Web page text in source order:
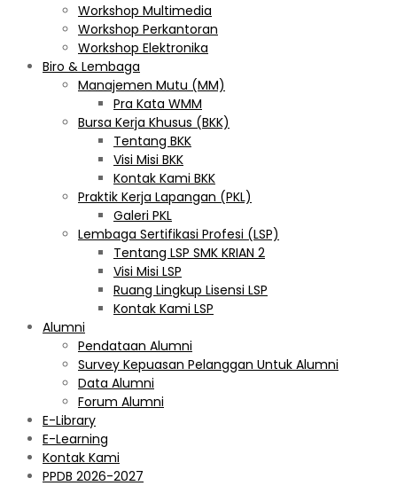
Workshop Multimedia
Workshop Perkantoran
Workshop Elektronika
Biro & Lembaga
Manajemen Mutu (MM)
Pra Kata WMM
Bursa Kerja Khusus (BKK)
Tentang BKK
Visi Misi BKK
Kontak Kami BKK
Praktik Kerja Lapangan (PKL)
Galeri PKL
Lembaga Sertifikasi Profesi (LSP)
Tentang LSP SMK KRIAN 2
Visi Misi LSP
Ruang Lingkup Lisensi LSP
Kontak Kami LSP
Alumni
Pendataan Alumni
Survey Kepuasan Pelanggan Untuk Alumni
Data Alumni
Forum Alumni
E-Library
E-Learning
Kontak Kami
PPDB 2026-2027